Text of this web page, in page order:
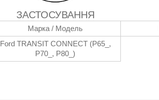
ЗАСТОСУВАННЯ
Марка / Модель
Ford TRANSIT CONNECT (P65_,
P70_, P80_)